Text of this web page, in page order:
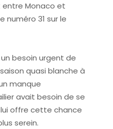
Monaco et
numéro 31 sur le
besoin urgent de
quasi blanche à
manque
avait besoin de se
lui offre cette chance
serein.